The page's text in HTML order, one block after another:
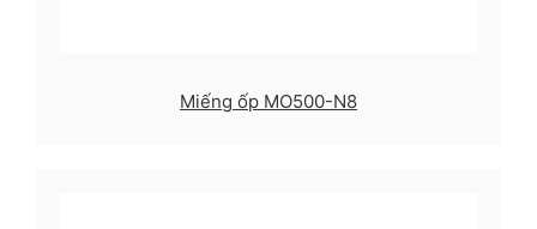
Miếng ốp MO500-N8